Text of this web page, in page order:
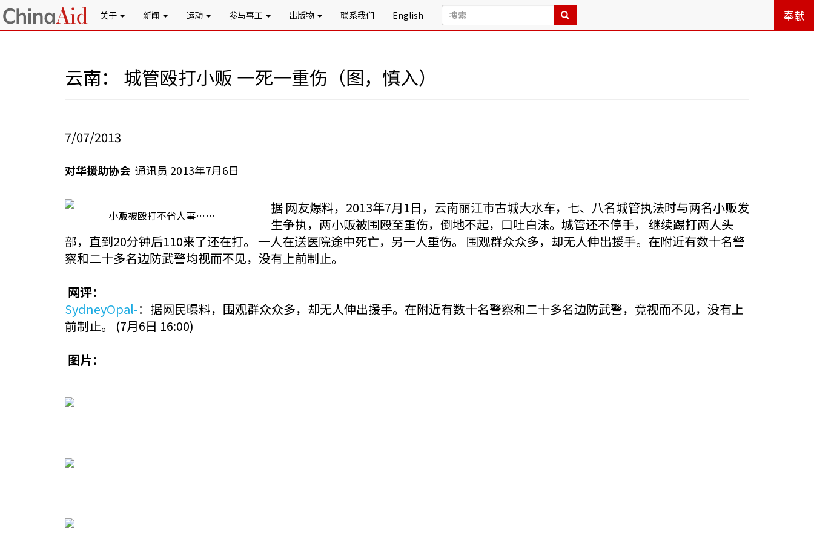
关于 新闻 运动 参与事工 出版物 联系我们 English 奉献
云南： 城管殴打小贩 一死一重伤（图，慎入）
7/07/2013
对华援助协会 通讯员 2013年7月6日
小贩被殴打不省人事……
据 网友爆料，2013年7月1日，云南丽江市古城大水车，七、八名城管执法时与两名小贩发
生争执，两小贩被围殴至重伤，倒地不起，口吐白沫。城管还不停手， 继续踢打两人头
部，直到20分钟后110来了还在打。 一人在送医院途中死亡，另一人重伤。 围观群众众多，却无人伸出援手。在附近有数十名警
察和二十多名边防武警均视而不见，没有上前制止。
网评：
SydneyOpal-：据网民曝料，围观群众众多，却无人伸出援手。在附近有数十名警察和二十多名边防武警，竟视而不见，没有上
前制止。 (7月6日 16:00)
图片：